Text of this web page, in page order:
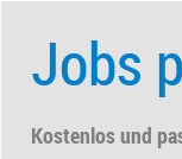
Jobs
Kostenlos und